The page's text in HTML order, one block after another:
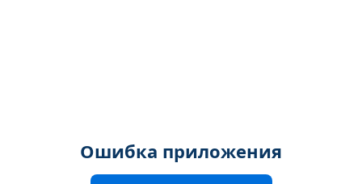
Ошибка приложения